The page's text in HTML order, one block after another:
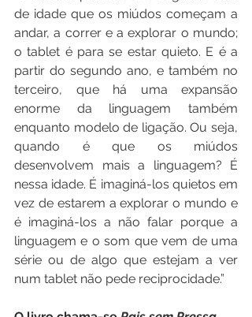
de idade que os miúdos começam a
andar, a correr e a explorar o mundo;
o tablet é para se estar quieto. E é a
partir do segundo ano, e também no
terceiro, que há uma expansão
enorme da linguagem também
enquanto modelo de ligação. Ou seja,
quando é que os miúdos
desenvolvem mais a linguagem? É
nessa idade. É imaginá-los quietos em
vez de estarem a explorar o mundo e
é imaginá-los a não falar porque a
linguagem e o som que vem de uma
série ou de algo que estejam a ver
num tablet não pede reciprocidade.”